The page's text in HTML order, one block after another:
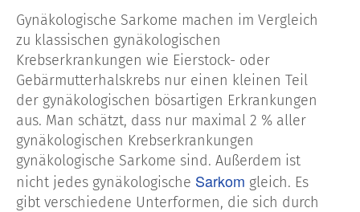
Gynäkologische Sarkome machen im Vergleich
zu klassischen gynäkologischen
Krebserkrankungen wie Eierstock- oder
Gebärmutterhalskrebs nur einen kleinen Teil
der gynäkologischen bösartigen Erkrankungen
aus. Man schätzt, dass nur maximal 2 % aller
gynäkologischen Krebserkrankungen
gynäkologische Sarkome sind. Außerdem ist
nicht jedes gynäkologische Sarkom gleich. Es
gibt verschiedene Unterformen, die sich durch